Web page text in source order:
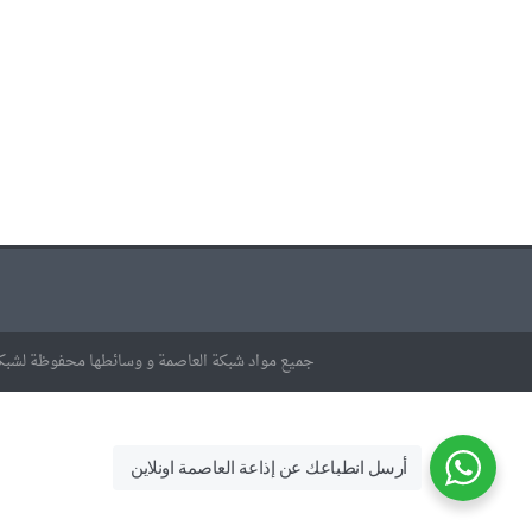
جميع مواد شبكة العاصمة و وسائطها محفوظة
أرسل انطباعك عن إذاعة العاصمة اونلاين